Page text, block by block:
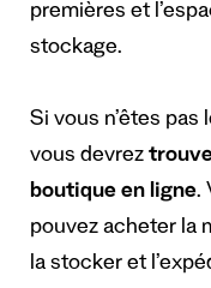
premières et
stockage.
Si vous n’êtes
vous devrez
boutique en ligne.
pouvez acheter la
la stocker et